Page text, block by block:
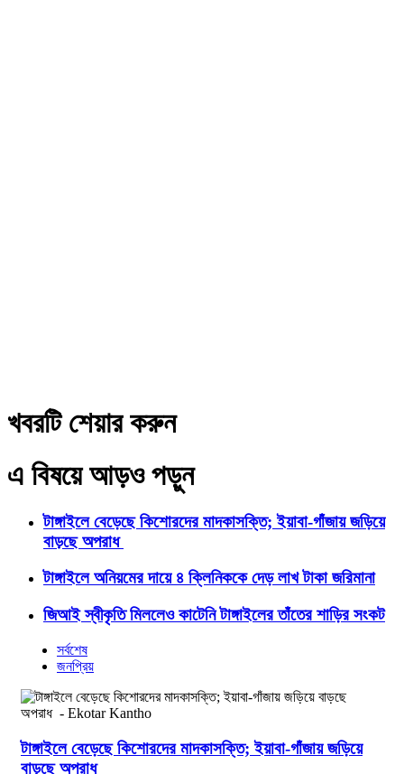
খবরটি শেয়ার করুন
এ বিষয়ে আড়ও পড়ুন
টাঙ্গাইলে বেড়েছে কিশোরদের মাদকাসক্তি; ইয়াবা-গাঁজায় জড়িয়ে
বাড়ছে অপরাধ
টাঙ্গাইলে অনিয়মের দায়ে ৪ ক্লিনিককে দেড় লাখ টাকা জরিমানা
জিআই স্বীকৃতি মিললেও কাটেনি টাঙ্গাইলের তাঁতের শাড়ির সংকট
সর্বশেষ
জনপ্রিয়
টাঙ্গাইলে বেড়েছে কিশোরদের মাদকাসক্তি; ইয়াবা-গাঁজায় জড়িয়ে
বাড়ছে অপরাধ